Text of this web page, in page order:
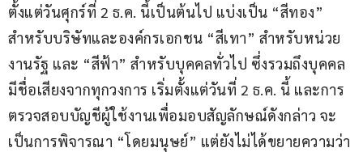
ตั้งแต่วันศุกร์ที่ 2 ธ.ค. นี้เป็นต้นไป แบ่งเป็น “สีทอง”
สำหรับบริษัทและองค์กรเอกชน “สีเทา” สำหรับหน่วย
งานรัฐ และ “สีฟ้า” สำหรับบุคคลทั่วไป ซึ่งรวมถึงบุคคล
มีชื่อเสียงจากทุกวงการ เริ่มตั้งแต่วันที่ 2 ธ.ค. นี้ และการ
ตรวจสอบบัญชีผู้ใช้งานเพื่อมอบสัญลักษณ์ดังกล่าว จะ
เป็นการพิจารณา “โดยมนุษย์” แต่ยังไม่ได้ขยายความว่า